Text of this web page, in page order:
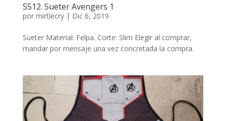
S512. Sueter Avengers 1
por mirtlecry| Dic 6, 2019
Sueter Material: Felpa. Corte: Slim Elegir al comprar,
mandar por mensaje una vez concretada la compra.